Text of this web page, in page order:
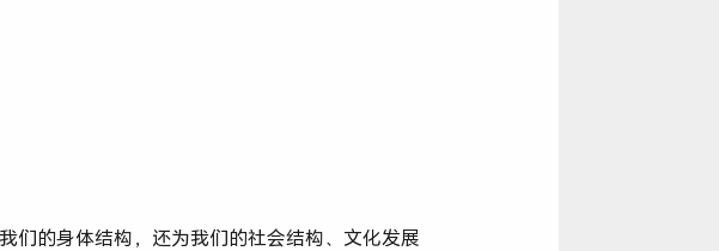
们的身体结构，还为我们的社会结构、文化发展